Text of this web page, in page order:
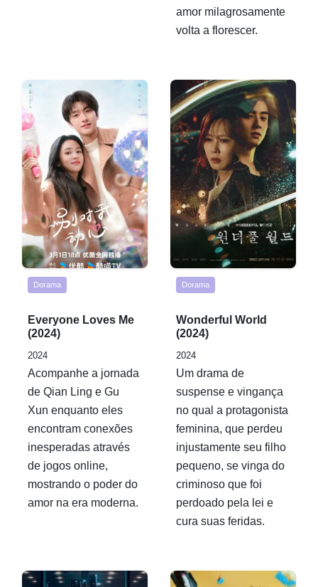
amor milagrosamente
volta a florescer.
Dorama
Rated
of
5
Everyone Loves Me
(2024)
2024
Acompanhe a jornada
de Qian Ling e Gu
Xun enquanto eles
encontram conexões
inesperadas através
de jogos online,
mostrando o poder do
amor na era moderna.
Dorama
Rated
of
5
Wonderful World
(2024)
2024
Um drama de
suspense e vingança
no qual a protagonista
feminina, que perdeu
injustamente seu filho
pequeno, se vinga do
criminoso que foi
perdoado pela lei e
cura suas feridas.